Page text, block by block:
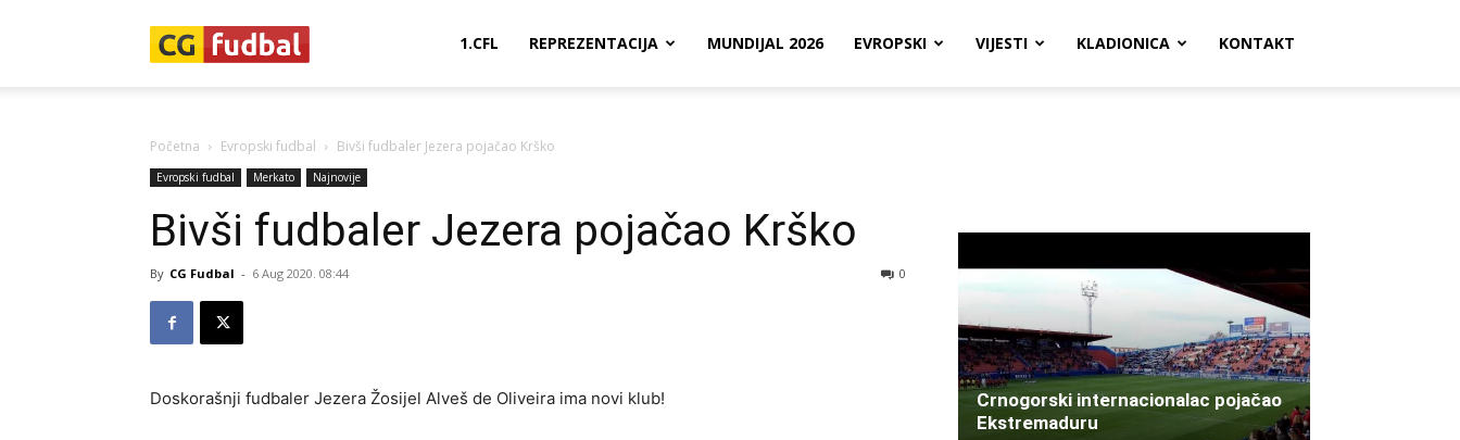
1.CFL REPREZENTACIJA MUNDIJAL 2026 EVROPSKI VIJESTI KLADIONICA KONTAKT
Početna Evropski fudbal Bivši fudbaler Jezera pojačao Krško
Evropski fudbal Merkato Najnovije
Bivši fudbaler Jezera pojačao Krško
By CG Fudbal - 6 Aug 2020. 08:44 0
Doskorašnji fudbaler Jezera Žosijel Alveš de Oliveira ima novi klub!
Crnogorski internacionalac pojačao
Ekstremaduru